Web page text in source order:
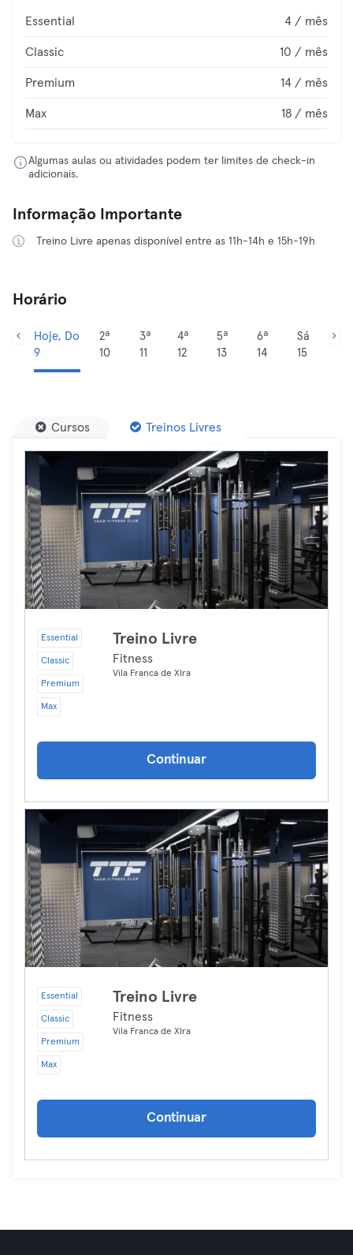
Essential 4 / mês
Classic 10 / mês
Premium 14 / mês
Max 18 / mês
Algumas aulas ou atividades podem ter limites de check-in
adicionais.
Informação Importante
Treino Livre apenas disponível entre as 11h-14h e 15h-19h
Horário
Hoje, Do
9
2ª
10
3ª
11
4ª
12
5ª
13
6ª
14
Sá
15
Cursos Treinos Livres
Essential
Classic
Premium
Max
Treino Livre
Fitness
Vila Franca de XIra
Continuar
Essential
Classic
Premium
Max
Treino Livre
Fitness
Vila Franca de XIra
Continuar